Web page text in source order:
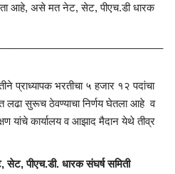
आहे, असे मत नेट,सेट,पीएच.डीधारक
प्राध्यापक भरतीचा ५ हजार १२ पदांचा
लढा सुरूच ठेवण्याचा निर्णय घेतला आहे ‌ व
यांचे कार्यालय वआझादमैदान येथे तीव्र
सेट,पीएच.डी. धारक संघर्ष समिती